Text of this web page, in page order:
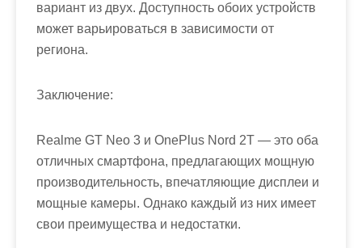
вариант из двух. Доступность обоих устройств
может варьироваться в зависимости от
региона.
Заключение:
Realme GT Neo 3 и OnePlus Nord 2T — это оба
отличных смартфона, предлагающих мощную
производительность, впечатляющие дисплеи и
мощные камеры. Однако каждый из них имеет
свои преимущества и недостатки.